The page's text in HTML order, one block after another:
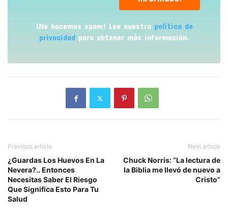
¡No hacemos spam! Lee nuestra política de
privacidad para obtener más información.
Previous article
¿Guardas Los Huevos En La
Nevera?.. Entonces
Necesitas Saber El Riesgo
Que Significa Esto Para Tu
Salud
Next article
Chuck Norris: “La lectura de
la Biblia me llevó de nuevo a
Cristo”